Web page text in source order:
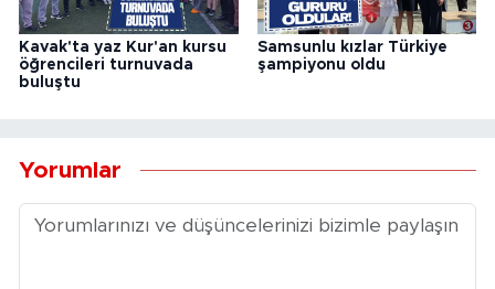
Kavak'ta yaz Kur'an kursu
öğrencileri turnuvada
buluştu
Samsunlu kızlar Türkiye
şampiyonu oldu
Yorumlar